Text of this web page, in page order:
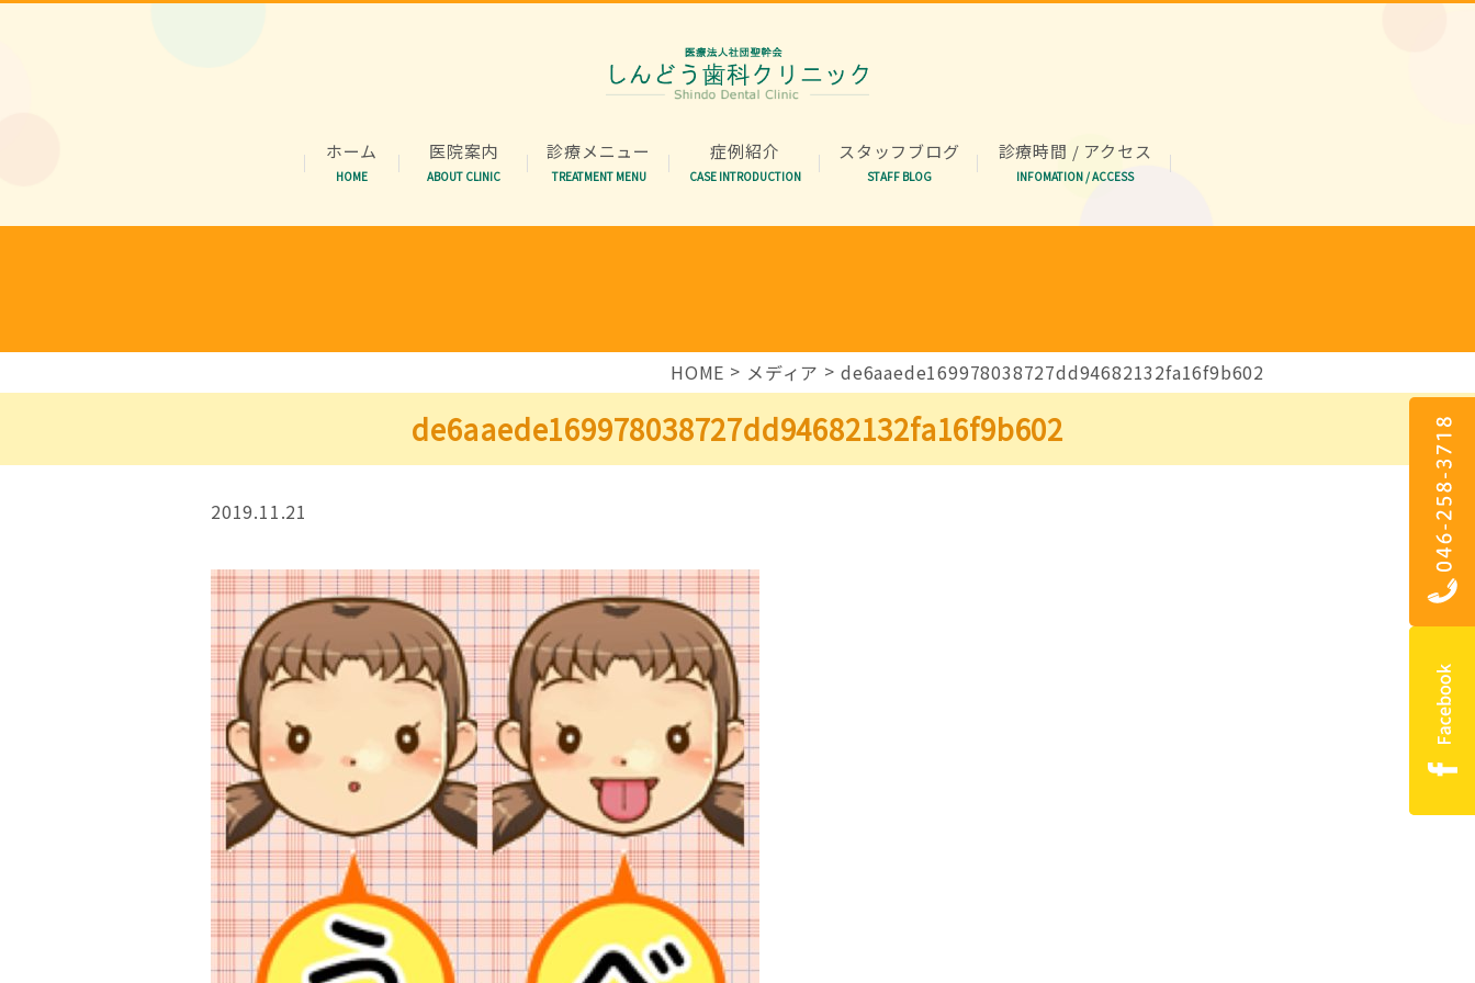
ホーム
HOME
医院案内
ABOUT CLINIC
診療メニュー
TREATMENT MENU
症例紹介
CASE INTRODUCTION
スタッフブログ
STAFF BLOG
診療時間 / アクセス
INFOMATION / ACCESS
HOME メディア de6aaede169978038727dd94682132fa16f9b602
de6aaede169978038727dd94682132fa16f9b602
2019.11.21